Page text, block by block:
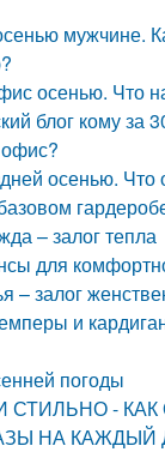
мужчине.
осенью. Что
блог кому за
осенью. Что
– залог тепла
для
– залог
и
погоды
СТИЛЬНО -
НА КАЖДЫЙ